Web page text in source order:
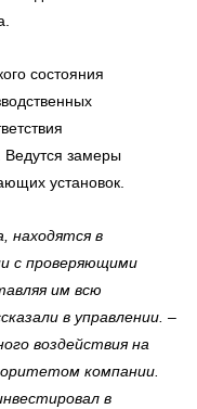
состояния
Ведутся замеры
установок.
находятся в
с проверяющими
им всю
в управлении. –
воздействия на
компании.
в